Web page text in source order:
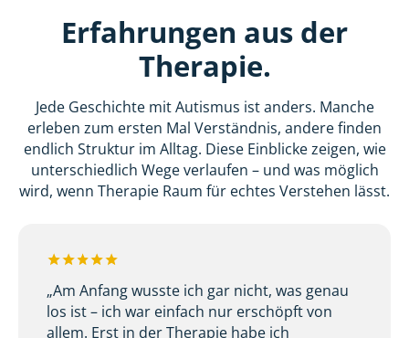
Erfahrungen aus der
Therapie.
Jede Geschichte mit Autismus ist anders. Manche
erleben zum ersten Mal Verständnis, andere finden
endlich Struktur im Alltag. Diese Einblicke zeigen, wie
unterschiedlich Wege verlaufen – und was möglich
wird, wenn Therapie Raum für echtes Verstehen lässt.
„Am Anfang wusste ich gar nicht, was genau
los ist – ich war einfach nur erschöpft von
allem. Erst in der Therapie habe ich